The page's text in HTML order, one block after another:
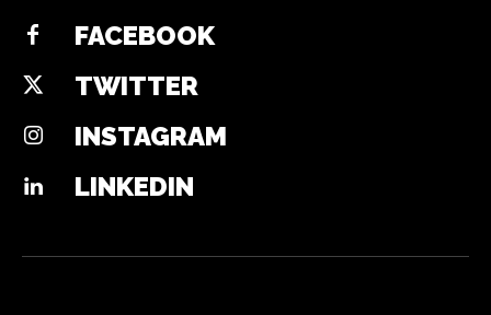
FACEBOOK
TWITTER
INSTAGRAM
LINKEDIN